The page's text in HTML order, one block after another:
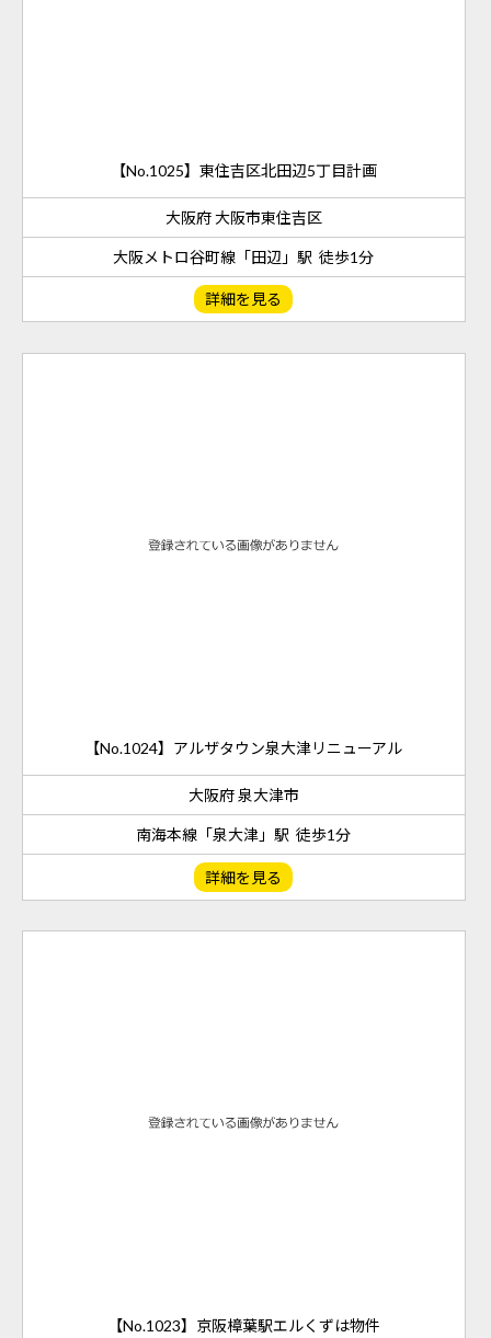
【No.1025】東住吉区北田辺5丁目計画
大阪府 大阪市東住吉区
大阪メトロ谷町線「田辺」駅 徒歩1分
詳細を見る
【No.1024】アルザタウン泉大津リニューアル
大阪府 泉大津市
南海本線「泉大津」駅 徒歩1分
詳細を見る
【No.1023】京阪樟葉駅エルくずは物件